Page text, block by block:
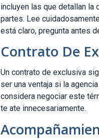
incluyen las que detallan la
partes. Lee
está claro, pregunta antes
Contrato De
Un contrato de exclusiva
ser una ventaja si la
considera negociar este
te ate innecesariamente.